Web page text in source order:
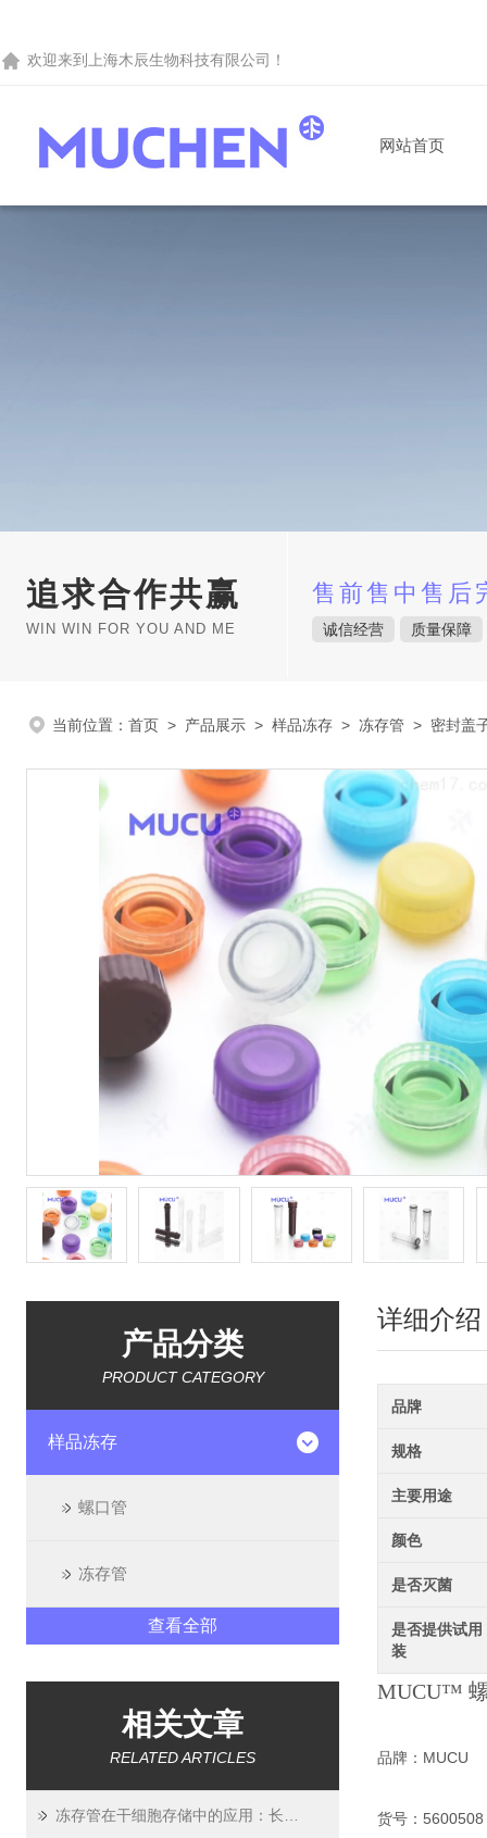
欢迎来到 上海木辰生物科技有限公司 ！
网站首页
追求合作共赢
WIN WIN FOR YOU AND ME
售前售中售后
诚信经营 质量保障
当前位置： 首页 > 产品展示 > 样品冻存 > 冻存管 > 密封盖
产品分类
PRODUCT CATEGORY
样品冻存
螺口管
冻存管
查看全部
相关文章
RELATED ARTICLES
详细介绍
品牌
规格
主要用途
颜色
是否灭菌
是否提供试用
装
MUCU™
品牌：MUCU
货号：